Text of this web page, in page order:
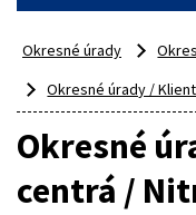
Okresné úrady
Okresné úrady /
Okresné
centrá /